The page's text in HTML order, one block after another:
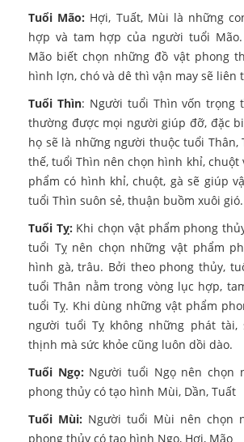
Tuổi Mão: Hợi, Tuất, Mùi là những
hợp và tam hợp của người tuổi
Mão biết chọn những đồ vật phong
hình lợn, chó và dê thì vận may sẽ liên
Tuổi Thìn: Người tuổi Thìn vốn trọng
thường được mọi người giúp đỡ, đặc
họ sẽ là những người thuộc tuổi Thân,
thế, tuổi Thìn nên chọn hình khỉ, chuột
phẩm có hình khỉ, chuột, gà sẽ giúp
tuổi Thìn suôn sẻ, thuận buồm xuôi gió.
Tuổi Tỵ: Khi chọn vật phẩm phong
tuổi Tỵ nên chọn những vật phẩm
hình gà, trâu. Bởi theo phong thủy,
tuổi Thân nằm trong vòng lục hợp,
tuổi Tỵ. Khi dùng những vật phẩm
người tuổi Tỵ không những phát tài,
thịnh mà sức khỏe cũng luôn dồi dào.
Tuổi Ngọ: Người tuổi Ngọ nên chọn
phong thủy có tạo hình Mùi, Dần, Tuất
Tuổi Mùi: Người tuổi Mùi nên chọn
phong thủy có tạo hình Ngọ, Hợi, Mão